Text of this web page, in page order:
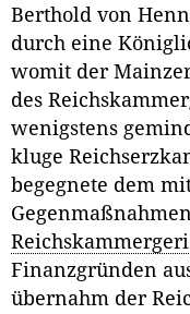
Berthold von
durch eine
womit der
des
wenigstens
kluge
begegnete dem
Finanzgründen
übernahm der